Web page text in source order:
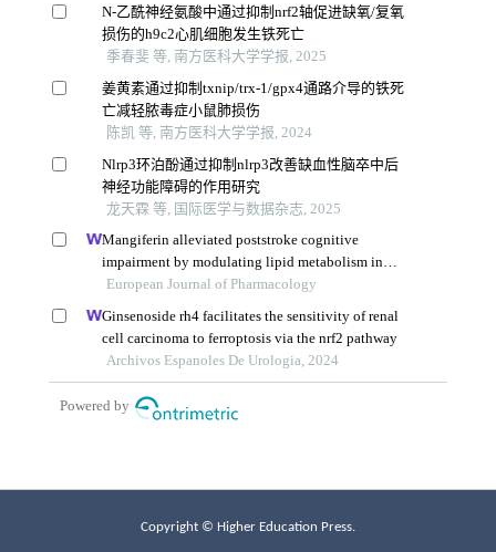
Copyright © Higher Education Press.